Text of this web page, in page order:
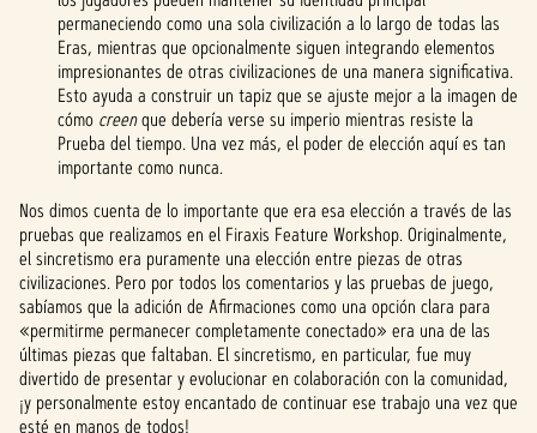
permaneciendo como una sola civilización a lo largo de todas las
Eras, mientras que opcionalmente siguen integrando elementos
impresionantes de otras civilizaciones de una manera significativa.
Esto ayuda a construir un tapiz que se ajuste mejor a la imagen de
cómo creenque debería verse su imperio mientras resiste la
Prueba del tiempo. Una vez más, el poder de elección aquí es tan
importante como nunca.
Nos dimos cuenta de lo importante que era esa elección a través de las
pruebas que realizamos en el Firaxis Feature Workshop. Originalmente,
el sincretismo era puramente una elección entre piezas de otras
civilizaciones. Pero por todos los comentarios y las pruebas de juego,
sabíamos que la adición de Afirmaciones como una opción clara para
«permitirme permanecer completamente conectado» era una de las
últimas piezas que faltaban. El sincretismo, en particular, fue muy
divertido de presentar y evolucionar en colaboración con la comunidad,
¡y personalmente estoy encantado de continuar ese trabajo una vez que
esté en manos de todos!